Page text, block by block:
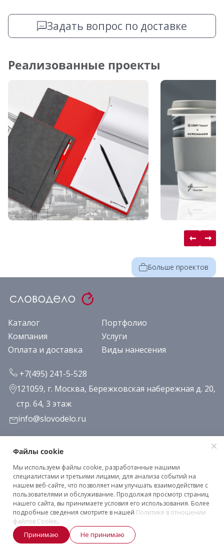
Задать вопрос по доставке
Реализованные проекты
Больше проектов
Каталог
Портфолио
Компания
Услуги
Оплата и доставка
Виды нанесения
+7(495) 241-5-528
121059, г. Москва, Бережковская набережная д. 20,
стр. 64, 3 этаж
info@slovodelo.ru
Заказать звонок
Подписаться на рассылку
Клиентское соглашение
Политика конфиденциальности
2026 © «Словодело». Все права защищены
Файлы cookie
Мы используем файлы cookie, разработанные нашими
специалистами и третьими лицами, для анализа событий на
нашем веб-сайте, что позволяет нам улучшать взаимодействие с
пользователями и обслуживание. Продолжая просмотр страниц
нашего сайта, вы принимаете условия его использования. Более
подробные сведения смотрите в нашей Политике в отношении
файлов Cookie.
Принимаю Не принимаю